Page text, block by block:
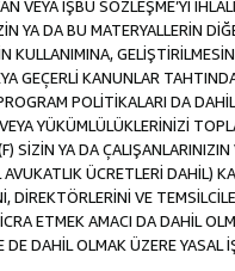
VEYA İŞBU SÖZLEŞME’Yİ
YA DA BU MATERYALLERİN
KULLANIMINA,
GEÇERLİ KANUNLAR
POLİTİKALARI DA
YÜKÜMLÜLÜKLERİNİZİ
SİZİN YA DA
ÜCRETLERİ DAHİL)
DİREKTÖRLERİNİ VE
ETMEK AMACI DA DAHİL
DAHİL OLMAK ÜZERE